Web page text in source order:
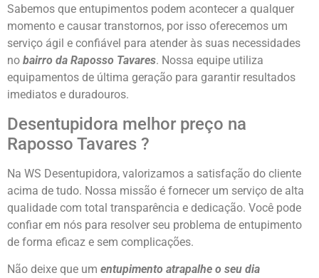
Sabemos que entupimentos podem acontecer a qualquer
momento e causar transtornos, por isso oferecemos um
serviço ágil e confiável para atender às suas necessidades
no bairro da Raposso Tavares. Nossa equipe utiliza
equipamentos de última geração para garantir resultados
imediatos e duradouros.
Desentupidora melhor preço na
Raposso Tavares ?
Na WS Desentupidora, valorizamos a satisfação do cliente
acima de tudo. Nossa missão é fornecer um serviço de alta
qualidade com total transparência e dedicação. Você pode
confiar em nós para resolver seu problema de entupimento
de forma eficaz e sem complicações.
Não deixe que um entupimento atrapalhe o seu dia